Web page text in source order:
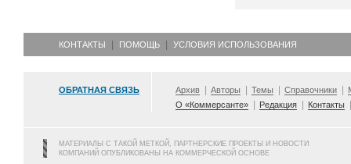
КОНТАКТЫ ПОМОЩЬ УСЛОВИЯ ИСПОЛЬЗОВАНИЯ
ОБРАТНАЯ СВЯЗЬ Архив Авторы Темы Справочники
О «Коммерсанте»
Редакция Контакты
МАТЕРИАЛЫ С ТАКОЙ МЕТКОЙ, ПАРТНЕРСКИЕ ПРОЕКТЫ И НОВОСТИ
КОМПАНИЙ ОПУБЛИКОВАНЫ НА КОММЕРЧЕСКОЙ ОСНОВЕ